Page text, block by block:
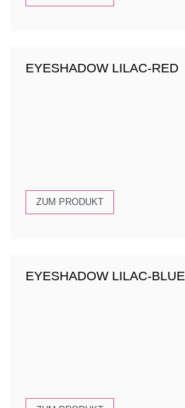
EYESHADOW LILAC-RED
ZUM PRODUKT
EYESHADOW LILAC-BLUE